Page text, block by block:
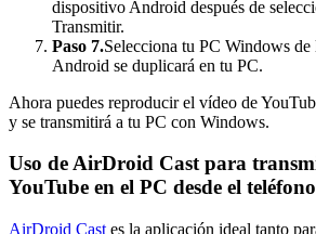
dispositivo Android después de
Transmitir.
Paso 7.Selecciona tu PC Windows
Android se duplicará en tu PC.
Ahora puedes reproducir el vídeo de
y se transmitirá a tu PC con Windows.
Uso de AirDroid Cast para
YouTube en el PC desde el teléfono
AirDroid Cast es la aplicación ideal tanto